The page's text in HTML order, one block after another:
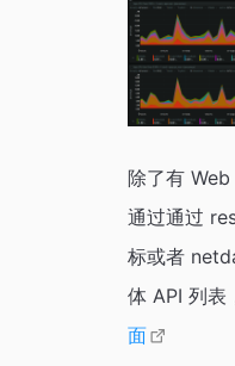
除了有
通过通过
标或者
体 API 列表
面